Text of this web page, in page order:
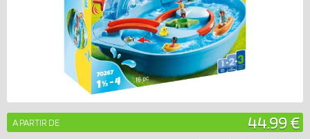
A PARTIR DE 44.99 €